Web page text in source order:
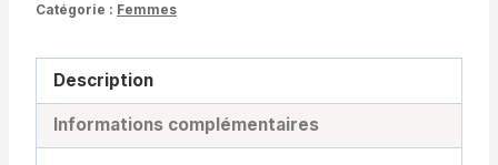
Fleur
Catégorie : Femmes
Description
Informations complémentaires